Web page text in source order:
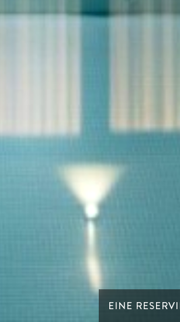
EINE